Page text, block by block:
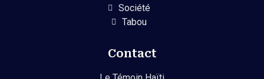
Société
Tabou
Contact